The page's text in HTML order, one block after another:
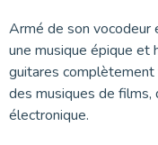
Armé de son
une musique épique et
guitares complètement
des musiques de films,
électronique.